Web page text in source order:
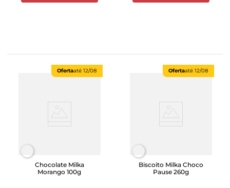
Ofertaaté 12/08
Chocolate Milka
Morango 100g
Ofertaaté 12/08
Biscoito Milka Choco
Pause 260g